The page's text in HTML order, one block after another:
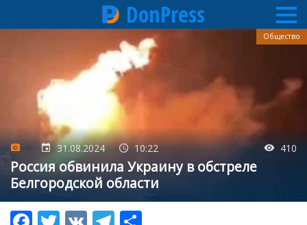
содержанию
DonPress
31.08.2024 10:22 410
Россия обвинила Украину в обстреле
Белгородской области
Общество